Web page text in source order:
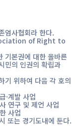
엄사협회라 한다.
of Right to
기본권에 대한 올바른
민의 인권의 확립과
기 위하여 다음 각 호의
·계발 사업
연구 및 제언 사업
사업
또는 경기도내에 둔다.